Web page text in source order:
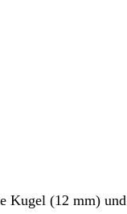
Kugel (12 mm)